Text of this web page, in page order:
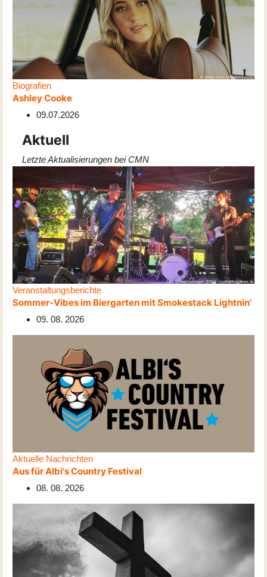
Biografien
Ashley Cooke
09.07.2026
Aktuell
Letzte Aktualisierungen bei CMN
Veranstaltungsberichte
Sommer-Vibes im Biergarten mit Smokestack Lightnin'
09. 08. 2026
Aktuelle Nachrichten
Aus für Albi's Country Festival
08. 08. 2026